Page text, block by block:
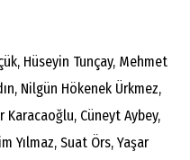
Hüseyin Tunçay, Mehmet
Nilgün Hökenek Ürkmez,
Cüneyt Aybey,
Yılmaz, Suat Örs, Yaşar